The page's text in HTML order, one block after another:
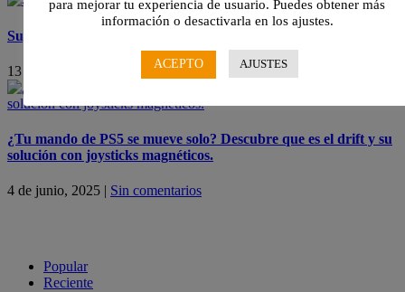
Super Mario Galaxy: La película – Estreno y Detalles
13 de marzo, 2026 Sin comentarios
¿Tu mando de PS5 se mueve solo? Descubre que es el drift y su
solución con joysticks magnéticos.
4 de junio, 2025 | Sin comentarios
Popular
Reciente
para mejorar tu experiencia de usuario. Puedes obtener más
información o desactivarla en los ajustes.
ACEPTO AJUSTES